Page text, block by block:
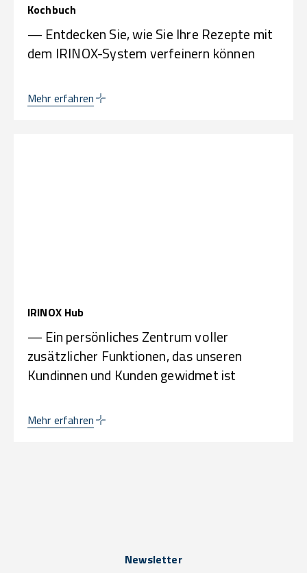
Kochbuch
— Entdecken Sie, wie Sie Ihre Rezepte mit
dem IRINOX-System verfeinern können
Mehr erfahren
IRINOX Hub
— Ein persönliches Zentrum voller
zusätzlicher Funktionen, das unseren
Kundinnen und Kunden gewidmet ist
Mehr erfahren
Newsletter